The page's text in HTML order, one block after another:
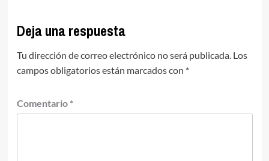
Deja una respuesta
Tu dirección de correo electrónico no será publicada. Los
campos obligatorios están marcados con *
Comentario *